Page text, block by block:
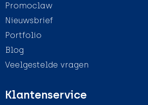
Promoclaw
Nieuwsbrief
Portfolio
Blog
Veelgestelde vragen
Klantenservice